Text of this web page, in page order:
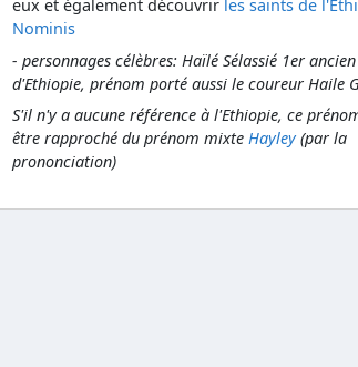
eux et également découvrir les saints de
Nominis
- personnages célèbres: Haïlé Sélassié 1er
d'Ethiopie, prénom porté aussi le coureur Haile
S'il n'y a aucune référence à l'Ethiopie, ce
être rapproché du prénom mixte Hayley(par la
prononciation)